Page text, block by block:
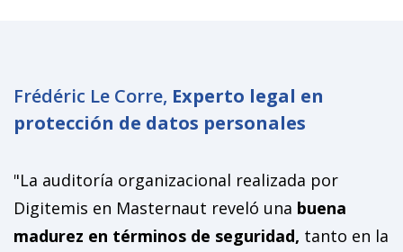
Frédéric Le Corre, Experto legal en
protección de datos personales
"La auditoría organizacional realizada por
Digitemis en Masternaut reveló una buena
madurez en términos de seguridad, tanto en la